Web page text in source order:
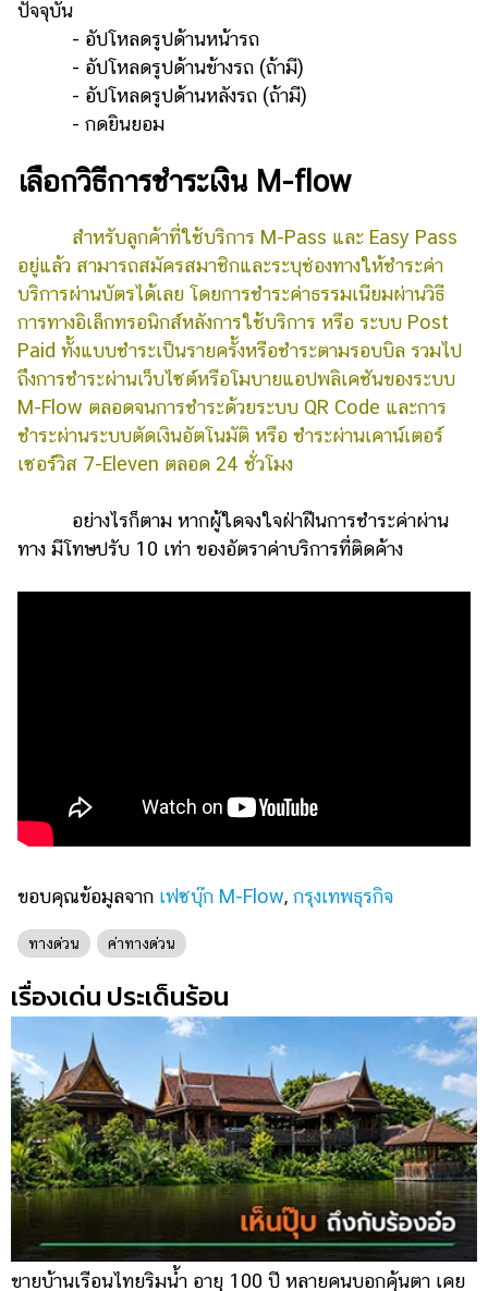
ปัจจุบัน
- อัปโหลดรูปด้านหน้ารถ
- อัปโหลดรูปด้านข้างรถ (ถ้ามี)
- อัปโหลดรูปด้านหลังรถ (ถ้ามี)
- กดยินยอม
เลือกวิธีการชำระเงิน M-flow
สำหรับลูกค้าที่ใช้บริการ M-Pass และ Easy Pass
อยู่แล้ว สามารถสมัครสมาชิกและระบุช่องทางให้ชำระค่า
บริการผ่านบัตรได้เลย โดยการชำระค่าธรรมเนียมผ่านวิธี
การทางอิเล็กทรอนิกส์หลังการใช้บริการ หรือ ระบบ Post
Paid ทั้งแบบชำระเป็นรายครั้งหรือชำระตามรอบบิล รวมไป
ถึงการชำระผ่านเว็บไซต์หรือโมบายแอปพลิเคชันของระบบ
M-Flow ตลอดจนการชำระด้วยระบบ QR Code และการ
ชำระผ่านระบบตัดเงินอัตโนมัติ หรือ ชำระผ่านเคาน์เตอร์
เซอร์วิส 7-Eleven ตลอด 24 ชั่วโมง
อย่างไรก็ตาม หากผู้ใดจงใจฝ่าฝืนการชำระค่าผ่าน
ทาง มีโทษปรับ 10 เท่า ของอัตราค่าบริการที่ติดค้าง
ขอบคุณข้อมูลจาก เฟซบุ๊ก M-Flow, กรุงเทพธุรกิจ
ทางด่วน ค่าทางด่วน
เรื่องเด่น ประเด็นร้อน
ขายบ้านเรือนไทยริมน้ำ อายุ 100 ปี หลายคนบอกคุ้นตา เคย